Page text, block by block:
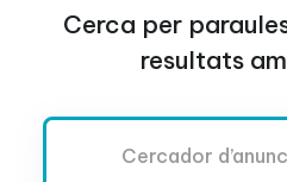
Cerca per
resultats